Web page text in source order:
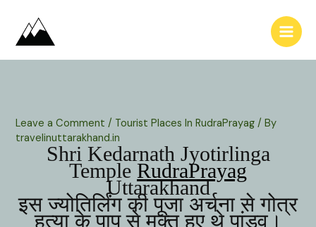
content
Leave a Comment / Tourist Places In RudraPrayag / By
travelinuttarakhand.in
Shri Kedarnath Jyotirlinga
Temple RudraPrayag
Uttarakhand
इस ज्योतिर्लिंग की पूजा अर्चना से गोत्र
हत्या के पाप से मुक्त हुए थे पांडव।